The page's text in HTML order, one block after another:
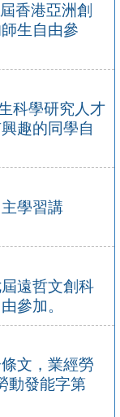
香港亞洲創
生自由參
科學研究人才
趣的同學自
學習講
遠哲文創科
參加。
文，業經勞
動發能字第